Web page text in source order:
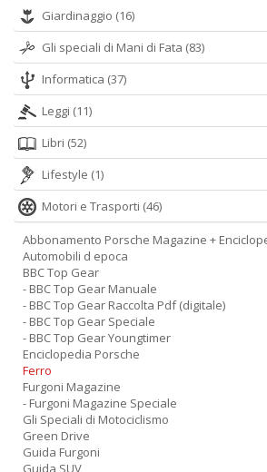
Giardinaggio (16)
Gli speciali di Mani di Fata (83)
Informatica (37)
Leggi (11)
Libri (52)
Lifestyle (1)
Motori e Trasporti (46)
Abbonamento Porsche Magazine +
Automobili d epoca
BBC Top Gear
- BBC Top Gear Manuale
- BBC Top Gear Raccolta Pdf (digitale)
- BBC Top Gear Speciale
- BBC Top Gear Youngtimer
Enciclopedia Porsche
Ferro
Furgoni Magazine
- Furgoni Magazine Speciale
Gli Speciali di Motociclismo
Green Drive
Guida Furgoni
Guida SUV